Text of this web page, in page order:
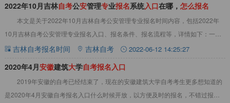
2022年10月吉林自考公安管理专业报名系统入口在哪， 怎么报名
本文是关于2022年10月吉林自考公安管理专业报名时间内容，包括2022年
10月吉林自考公安管理专业报名入口、报名条件、报名流程等，详情如下：一、
2022年10月吉林自考公安管理专
吉林自考报名时间 吉林自考 2022-06-12 14:25:27
2020年4月安徽建筑大学自考报名入口
2019年安徽的自考已经结束了，现在的安徽建筑大学自考考生更多想知道的
是2020年4月安徽自考报名入口什么时候开放，以方便及时的报名，不错过报